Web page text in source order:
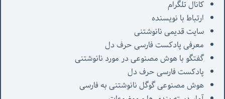
کانال تلگرام
ارتباط با نویسنده
سایت قدیمی نانوشتنی
معرفی پادکست فارسی حرف دل
گفتگو با هوش مصنوعی در مورد نانوشتنی
پادکست فارسی حرف دل
هوش مصنوعی گوگل نانوشتنی به فارسی